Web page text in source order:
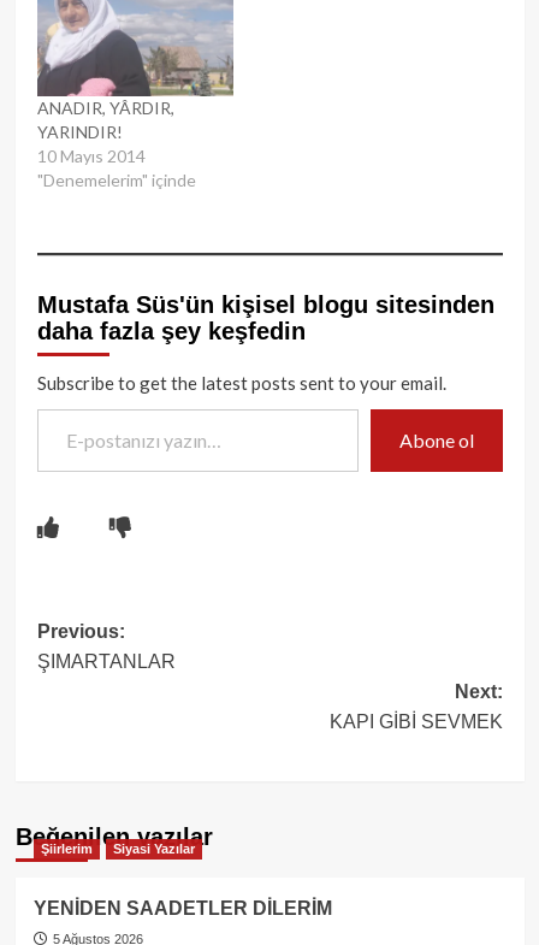
ANADIR, YÂRDIR,
YARINDIR!
10 Mayıs 2014
"Denemelerim" içinde
Mustafa Süs'ün kişisel blogu sitesinden
daha fazla şey keşfedin
Subscribe to get the latest posts sent to your email.
E-postanızı yazın…
Abone ol
Post
navigation
Previous:
ŞIMARTANLAR
Next:
KAPI GİBİ SEVMEK
Beğenilen yazılar
Şiirlerim Siyasi Yazılar
YENİDEN SAADETLER DİLERİM
5 Ağustos 2026